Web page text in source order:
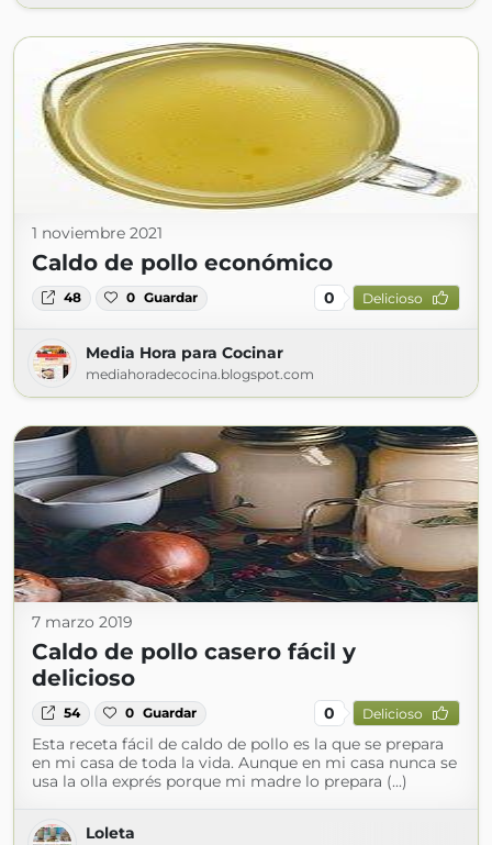
1 noviembre 2021
Caldo de pollo económico
48 0 Guardar 0 Delicioso
Media Hora para Cocinar
mediahoradecocina.blogspot.com
7 marzo 2019
Caldo de pollo casero fácil y
delicioso
54 0 Guardar 0 Delicioso
Esta receta fácil de caldo de pollo es la que se prepara
en mi casa de toda la vida. Aunque en mi casa nunca se
usa la olla exprés porque mi madre lo prepara (...)
Loleta